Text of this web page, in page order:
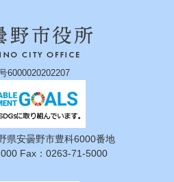
6000020202207
安曇野市豊科6000番地
Fax：0263-71-5000